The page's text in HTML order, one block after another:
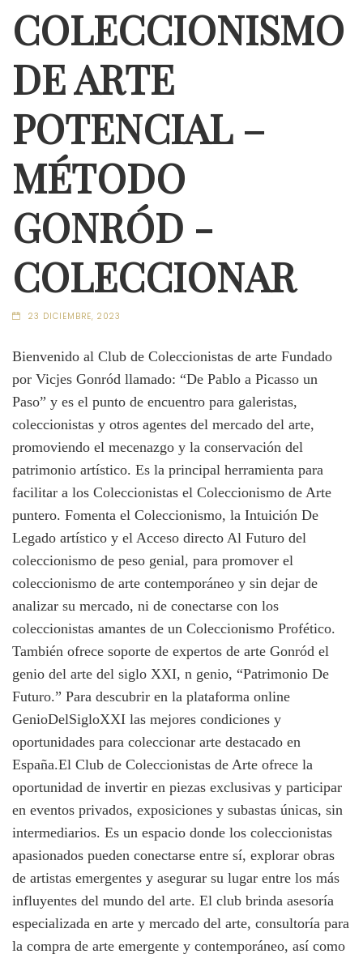
COLECCIONISMO
DE ARTE
POTENCIAL –
MÉTODO
GONRÓD -
COLECCIONAR
23 DICIEMBRE, 2023
Bienvenido al Club de Coleccionistas de arte Fundado
por Vicjes Gonród llamado: “De Pablo a Picasso un
Paso” y es el punto de encuentro para galeristas,
coleccionistas y otros agentes del mercado del arte,
promoviendo el mecenazgo y la conservación del
patrimonio artístico. Es la principal herramienta para
facilitar a los Coleccionistas el Coleccionismo de Arte
puntero. Fomenta el Coleccionismo, la Intuición De
Legado artístico y el Acceso directo Al Futuro del
coleccionismo de peso genial, para promover el
coleccionismo de arte contemporáneo y sin dejar de
analizar su mercado, ni de conectarse con los
coleccionistas amantes de un Coleccionismo Profético.
También ofrece soporte de expertos de arte Gonród el
genio del arte del siglo XXI, n genio, “Patrimonio De
Futuro.” Para descubrir en la plataforma online
GenioDelSigloXXI las mejores condiciones y
oportunidades para coleccionar arte destacado en
España.El Club de Coleccionistas de Arte ofrece la
oportunidad de invertir en piezas exclusivas y participar
en eventos privados, exposiciones y subastas únicas, sin
intermediarios. Es un espacio donde los coleccionistas
apasionados pueden conectarse entre sí, explorar obras
de artistas emergentes y asegurar su lugar entre los más
influyentes del mundo del arte. El club brinda asesoría
especializada en arte y mercado del arte, consultoría para
la compra de arte emergente y contemporáneo, así como